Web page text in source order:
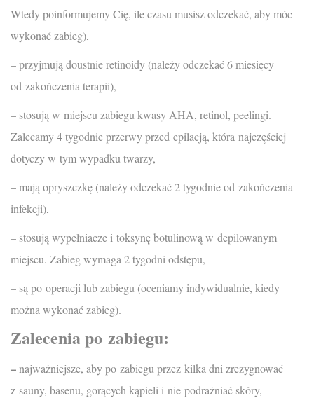
Wtedy poinformujemy Cię, ile czasu musisz odczekać, aby móc
wykonać zabieg),
– przyjmują doustnie retinoidy (należy odczekać 6 miesięcy
od zakończenia terapii),
– stosują w miejscu zabiegu kwasy AHA, retinol, peelingi.
Zalecamy 4 tygodnie przerwy przed epilacją, która najczęściej
dotyczy w tym wypadku twarzy,
– mają opryszczkę (należy odczekać 2 tygodnie od zakończenia
infekcji),
– stosują wypełniacze i toksynę botulinową w depilowanym
miejscu. Zabieg wymaga 2 tygodni odstępu,
– są po operacji lub zabiegu (oceniamy indywidualnie, kiedy
można wykonać zabieg).
Zalecenia po zabiegu:
–najważniejsze, aby po zabiegu przez kilka dni zrezygnować
z sauny, basenu, gorących kąpieli i nie podrażniać skóry,